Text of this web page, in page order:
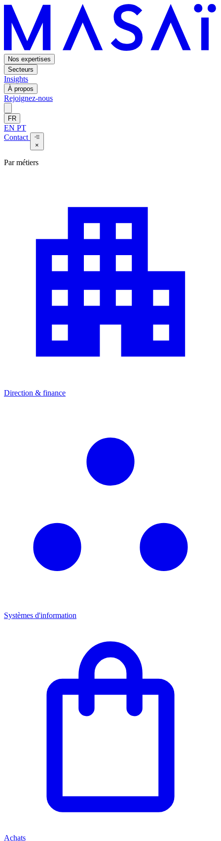
Nos expertises
Secteurs
Insights
À propos
Rejoignez-nous
FR
EN PT
Contact
×
Par métiers
Direction & finance
Systèmes d'information
Achats